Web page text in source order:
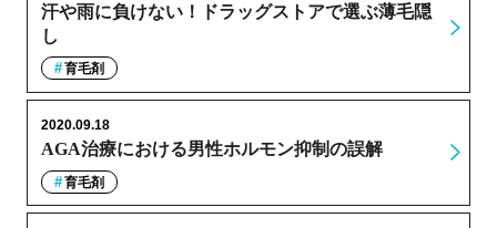
汗や雨に負けない！ドラッグストアで選ぶ薄毛隠
し
育毛剤
AGA治療における男性ホルモン抑制の誤解
2020.09.18
育毛剤